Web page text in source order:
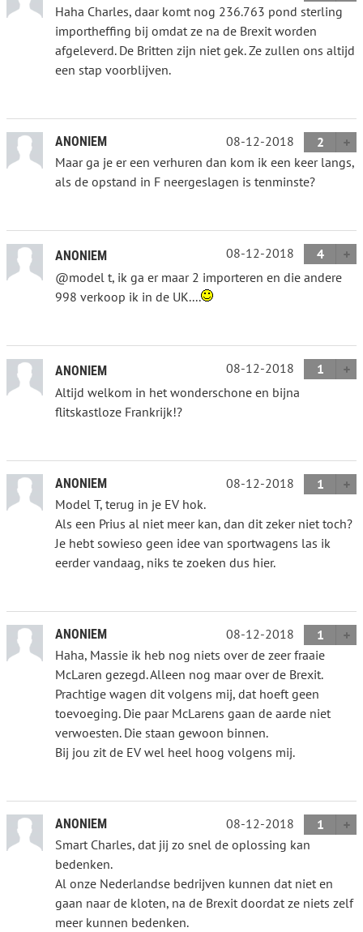
Haha Charles, daar komt nog 236.763 pond sterling
importheffing bij omdat ze na de Brexit worden
afgeleverd. De Britten zijn niet gek. Ze zullen ons altijd
een stap voorblijven.
ANONIEM 08-12-2018
2
Maar ga je er een verhuren dan kom ik een keer langs,
als de opstand in F neergeslagen is tenminste?
ANONIEM 08-12-2018
4
@model t, ik ga er maar 2 importeren en die andere
998 verkoop ik in de UK....
ANONIEM 08-12-2018
1
Altijd welkom in het wonderschone en bijna
flitskastloze Frankrijk!?
ANONIEM 08-12-2018
1
Model T, terug in je EV hok.
Als een Prius al niet meer kan, dan dit zeker niet toch?
Je hebt sowieso geen idee van sportwagens las ik
eerder vandaag, niks te zoeken dus hier.
ANONIEM 08-12-2018
1
Haha, Massie ik heb nog niets over de zeer fraaie
McLaren gezegd. Alleen nog maar over de Brexit.
Prachtige wagen dit volgens mij, dat hoeft geen
toevoeging. Die paar McLarens gaan de aarde niet
verwoesten. Die staan gewoon binnen.
Bij jou zit de EV wel heel hoog volgens mij.
ANONIEM 08-12-2018
1
Smart Charles, dat jij zo snel de oplossing kan
bedenken.
Al onze Nederlandse bedrijven kunnen dat niet en
gaan naar de kloten, na de Brexit doordat ze niets zelf
meer kunnen bedenken.